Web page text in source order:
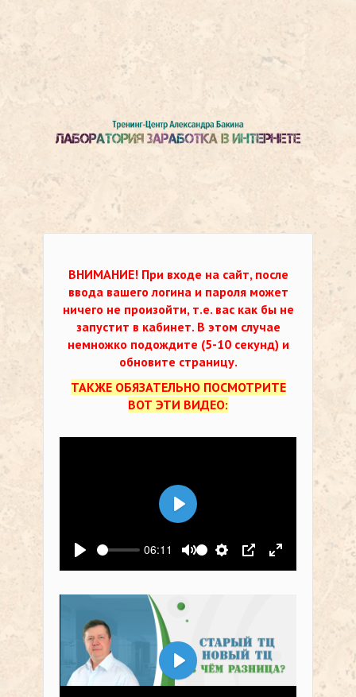
ВНИМАНИЕ! При входе на сайт, после
ввода вашего логина и пароля может
ничего не произойти, т.е. вас как бы не
запустит в кабинет. В этом случае
немножко подождите (5-10 секунд) и
обновите страницу.
ТАКЖЕ ОБЯЗАТЕЛЬНО ПОСМОТРИТЕ
ВОТ ЭТИ ВИДЕО:
Воспроизвести
06:11
Выключить звук
Настройки
PIP На весь
Воспроизвести
Воспроизвести